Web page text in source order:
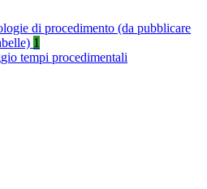
di procedimento (da pubblicare
1
tempi procedimentali